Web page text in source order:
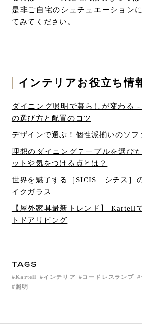
是非ご自宅のシュチュエーション
てみてください。
インテリアお役立ち情
ダイニング照明で暮らしが変わる
の選び方と配置のコツ
デザインで選ぶ！個性派揃いのソフ
理想のダイニングテーブルを選び
ットや気をつける点とは？
世界を魅了する［SICIS｜シチス］
イクガラス
【屋外家具最新トレンド】 Kartell
トドアリビング
TAGS
Kartell インテリア コードレスランプ
照明